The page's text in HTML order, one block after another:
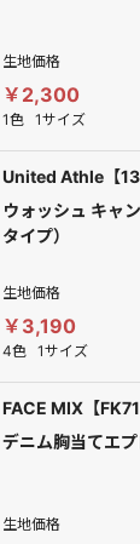
生地価格
￥2,300
1色 1サイズ
United Athle【
ウォッシュ キャ
タイプ）
生地価格
￥3,190
4色 1サイズ
FACE MIX【
デニム胸当てエ
生地価格